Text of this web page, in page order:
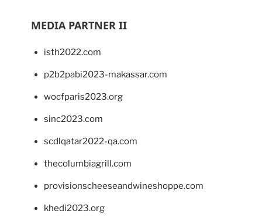
MEDIA PARTNER II
isth2022.com
p2b2pabi2023-makassar.com
wocfparis2023.org
sinc2023.com
scdlqatar2022-qa.com
thecolumbiagrill.com
provisionscheeseandwineshoppe.com
khedi2023.org